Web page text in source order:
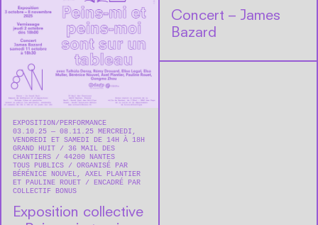
Concert – James
Bazard
EXPOSITION
PERFORMANCE
03.10.25 — 08.11.25 MERCREDI,
VENDREDI ET SAMEDI DE 14H À 18H
GRAND HUIT
36 MAIL DES
CHANTIERS
44200 NANTES
TOUS PUBLICS
ORGANISÉ PAR
BÉRÉNICE NOUVEL, AXEL PLANTIER
ET PAULINE ROUET
ENCADRÉ PAR
COLLECTIF BONUS
Exposition collective